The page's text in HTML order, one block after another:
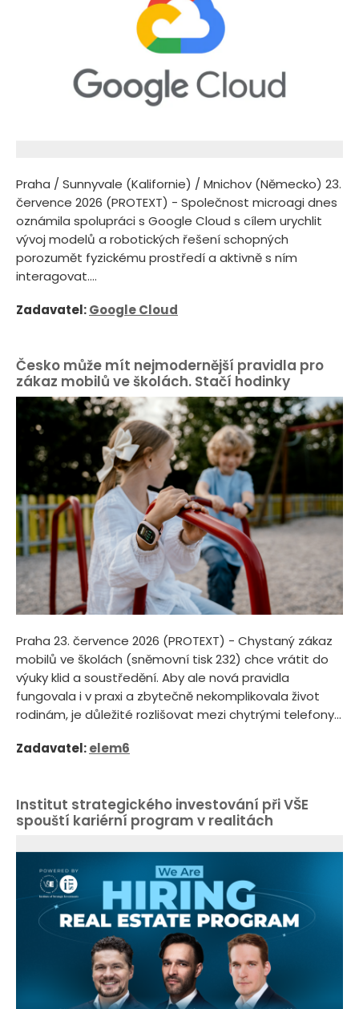
Praha / Sunnyvale (Kalifornie) / Mnichov (Německo) 23.
července 2026 (PROTEXT) - Společnost microagi dnes
oznámila spolupráci s Google Cloud s cílem urychlit
vývoj modelů a robotických řešení schopných
porozumět fyzickému prostředí a aktivně s ním
interagovat....
Zadavatel:Google Cloud
Česko může mít nejmodernější pravidla pro
zákaz mobilů ve školách. Stačí hodinky
Praha 23. července 2026 (PROTEXT) - Chystaný zákaz
mobilů ve školách (sněmovní tisk 232) chce vrátit do
výuky klid a soustředění. Aby ale nová pravidla
fungovala i v praxi a zbytečně nekomplikovala život
rodinám, je důležité rozlišovat mezi chytrými telefony...
Zadavatel:elem6
Institut strategického investování při VŠE
spouští kariérní program v realitách